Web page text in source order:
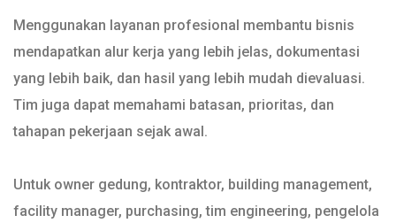
Menggunakan layanan profesional membantu bisnis
mendapatkan alur kerja yang lebih jelas, dokumentasi
yang lebih baik, dan hasil yang lebih mudah dievaluasi.
Tim juga dapat memahami batasan, prioritas, dan
tahapan pekerjaan sejak awal.
Untuk owner gedung, kontraktor, building management,
facility manager, purchasing, tim engineering, pengelola